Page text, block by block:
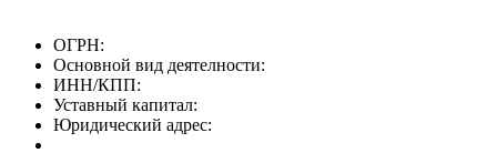
ОГРН:
Основной вид деятелности:
ИНН/КПП:
Уставный капитал:
Юридический адрес: